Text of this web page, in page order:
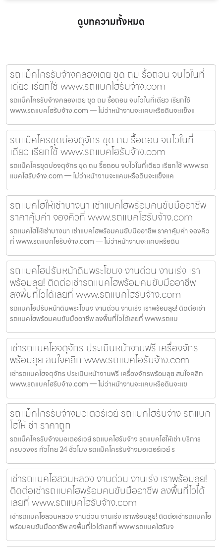
ดูบทความทั้งหมด
รถแม็คโครรับจ้างคลองเตย ขุด ถม รื้อถอน จบไวในที่
เดียว เรียกใช้ www.รถแบคโฮรับจ้าง.com
รถแม็คโครรับจ้างคลองเตย ขุด ถม รื้อถอน จบไวในที่เดียว เรียกใช้
www.รถแบคโฮรับจ้าง.com — ไม่ว่าหน้างานจะแคบหรือดินจะแข็งแ
รถแม็คโครขุดบ่อจตุจักร ขุด ถม รื้อถอน จบไวในที่
เดียว เรียกใช้ www.รถแบคโฮรับจ้าง.com
รถแม็คโครขุดบ่อจตุจักร ขุด ถม รื้อถอน จบไวในที่เดียว เรียกใช้ www.รถ
แบคโฮรับจ้าง.com — ไม่ว่าหน้างานจะแคบหรือดินจะแข็งแค
รถแบคโฮให้เช่าบางนา เช่าแบคโฮพร้อมคนขับมืออาชีพ
ราคาคุ้มค่า จองคิวที่ www.รถแบคโฮรับจ้าง.com
รถแบคโฮให้เช่าบางนา เช่าแบคโฮพร้อมคนขับมืออาชีพ ราคาคุ้มค่า จองคิว
ที่ www.รถแบคโฮรับจ้าง.com — ไม่ว่าหน้างานจะแคบหรือดิน
รถแบคโฮปรับหน้าดินพระโขนง งานด่วน งานเร่ง เรา
พร้อมลุย! ติดต่อเช่ารถแบคโฮพร้อมคนขับมืออาชีพ
ลงพื้นที่ไวได้เลยที่ www.รถแบคโฮรับจ้าง.com
รถแบคโฮปรับหน้าดินพระโขนง งานด่วน งานเร่ง เราพร้อมลุย! ติดต่อเช่า
รถแบคโฮพร้อมคนขับมืออาชีพ ลงพื้นที่ไวได้เลยที่ www.รถแบ
เช่ารถแบคโฮจตุจักร ประเมินหน้างานฟรี เครื่องจักร
พร้อมลุย สนใจคลิก www.รถแบคโฮรับจ้าง.com
เช่ารถแบคโฮจตุจักร ประเมินหน้างานฟรี เครื่องจักรพร้อมลุย สนใจคลิก
www.รถแบคโฮรับจ้าง.com — ไม่ว่าหน้างานจะแคบหรือดินจะแข
รถแม็คโครรับจ้างมอเตอร์เวย์ รถแบคโฮรับจ้าง รถแบค
โฮให้เช่า ราคาถูก
รถแม็คโครรับจ้างมอเตอร์เวย์ รถแบคโฮรับจ้าง รถแบคโฮให้เช่า บริการ
ครบวงจร ทั่วไทย 24 ชั่วโมง รถแม็คโครรับจ้างมอเตอร์เวย์ ร
เช่ารถแบคโฮสวนหลวง งานด่วน งานเร่ง เราพร้อมลุย!
ติดต่อเช่ารถแบคโฮพร้อมคนขับมืออาชีพ ลงพื้นที่ไวได้
เลยที่ www.รถแบคโฮรับจ้าง.com
เช่ารถแบคโฮสวนหลวง งานด่วน งานเร่ง เราพร้อมลุย! ติดต่อเช่ารถแบคโฮ
พร้อมคนขับมืออาชีพ ลงพื้นที่ไวได้เลยที่ www.รถแบคโฮรับจ